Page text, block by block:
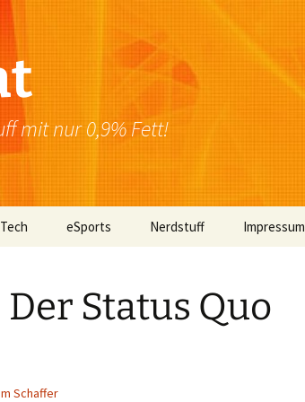
mit nur 0,9% Fett!
Mac OS
Browser
eSports Nerdstuff Impressum
Status Quo
Schaffer